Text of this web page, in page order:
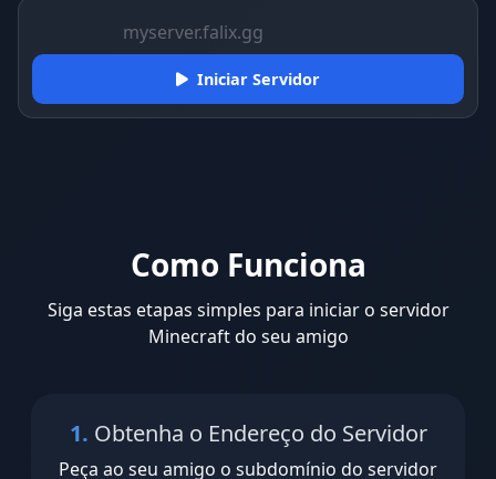
Iniciar Servidor
Como Funciona
Siga estas etapas simples para iniciar o servidor
Minecraft do seu amigo
1. Obtenha o Endereço do Servidor
Peça ao seu amigo o subdomínio do servidor